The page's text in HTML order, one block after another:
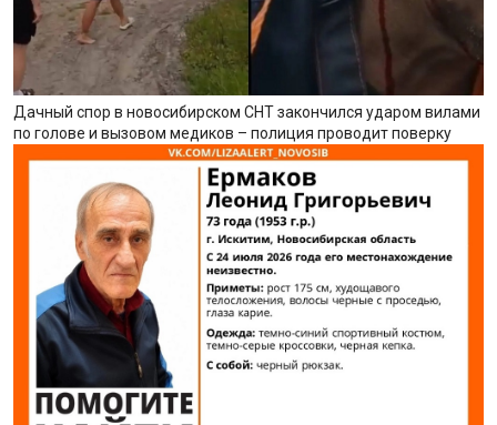
Дачный спор в новосибирском СНТ закончился ударом вилами
по голове и вызовом медиков – полиция проводит поверку